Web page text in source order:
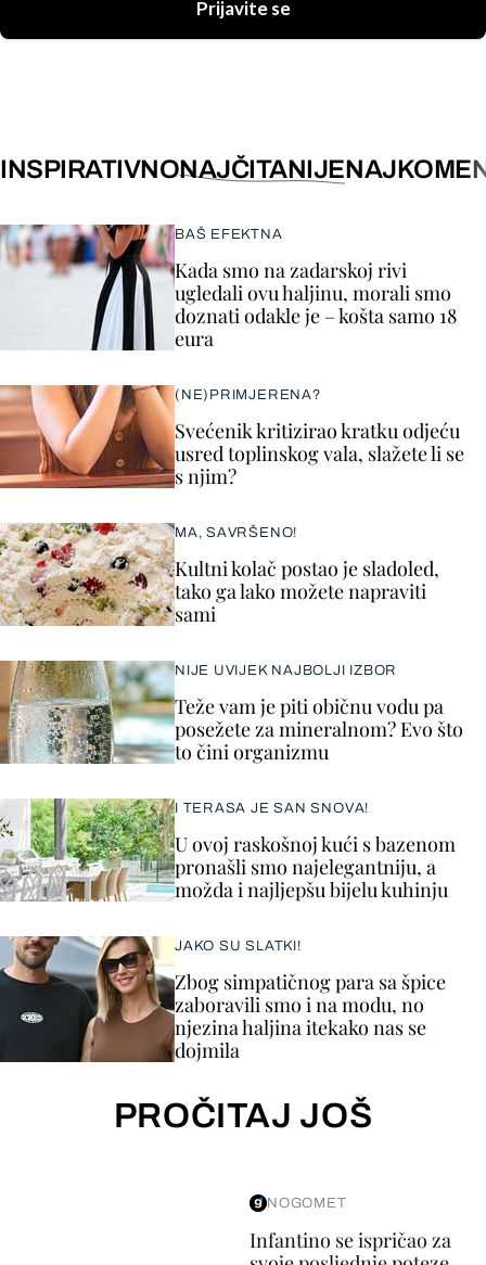
Prijavite se
INSPIRATIVNONAJČITANIJE
BAŠ EFEKTNA
Kada smo na zadarskoj rivi
ugledali ovu haljinu, morali smo
doznati odakle je – košta samo 18
eura
(NE)PRIMJERENA?
Svećenik kritizirao kratku odjeću
usred toplinskog vala, slažete li se
s njim?
MA, SAVRŠENO!
Kultni kolač postao je sladoled,
tako ga lako možete napraviti
sami
NIJE UVIJEK NAJBOLJI IZBOR
Teže vam je piti običnu vodu pa
posežete za mineralnom? Evo što
to čini organizmu
I TERASA JE SAN SNOVA!
U ovoj raskošnoj kući s bazenom
pronašli smo najelegantniju, a
možda i najljepšu bijelu kuhinju
JAKO SU SLATKI!
Zbog simpatičnog para sa špice
zaboravili smo i na modu, no
njezina haljina itekako nas se
dojmila
PROČITAJ JOŠ
NOGOMET
Infantino se ispričao za